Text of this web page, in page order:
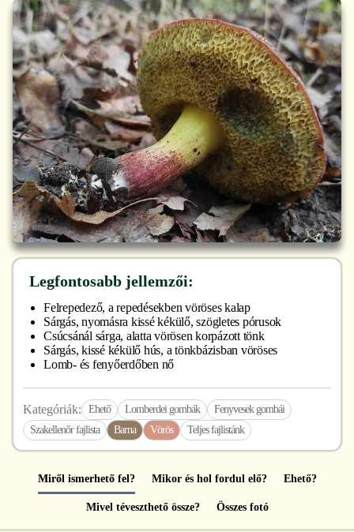
Legfontosabb jellemzői:
Felrepedező, a repedésekben vöröses kalap
Sárgás, nyomásra kissé kékülő, szögletes pórusok
Csúcsánál sárga, alatta vörösen korpázott tönk
Sárgás, kissé kékülő hús, a tönkbázisban vöröses
Lomb- és fenyőerdőben nő
Kategóriák: Ehető Lomberdei gombák
Fenyvesek gombái
Szakellenőr fajlista
Barna Vörös Teljes fajlistánk
Miről ismerhető fel? Mikor és hol fordul elő? Ehető?
Mivel téveszthető össze? Összes fotó